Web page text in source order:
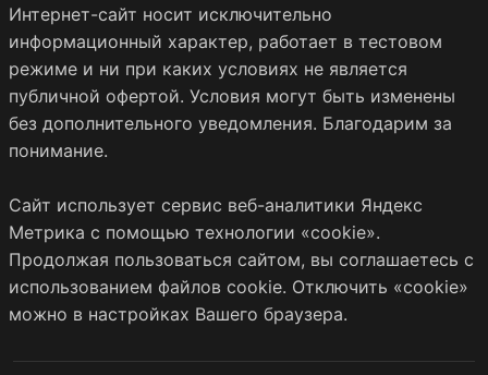
Интернет-сайт носит исключительно
информационный характер, работает в тестовом
режиме и ни при каких условиях не является
публичной офертой. Условия могут быть изменены
без дополнительного уведомления. Благодарим за
понимание.
Сайт использует сервис веб-аналитики Яндекс
Метрика с помощью технологии «cookie».
Продолжая пользоваться сайтом, вы соглашаетесь с
использованием файлов cookie. Отключить «cookie»
можно в настройках Вашего браузера.